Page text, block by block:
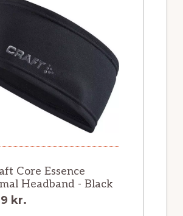
Core Essence
Headband - Black
kr.